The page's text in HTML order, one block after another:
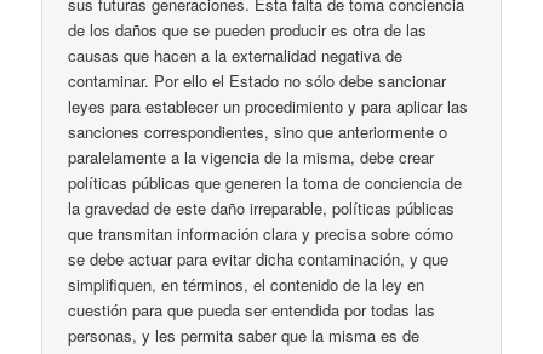
de los daños que se pueden producir es otra de las
causas que hacen a la externalidad negativa de
contaminar. Por ello el Estado no sólo debe sancionar
leyes para establecer un procedimiento y para aplicar las
sanciones correspondientes, sino que anteriormente o
paralelamente a la vigencia de la misma, debe crear
políticas públicas que generen la toma de conciencia de
la gravedad de este daño irreparable, políticas públicas
que transmitan información clara y precisa sobre cómo
se debe actuar para evitar dicha contaminación, y que
simplifiquen, en términos, el contenido de la ley en
cuestión para que pueda ser entendida por todas las
personas, y les permita saber que la misma es de